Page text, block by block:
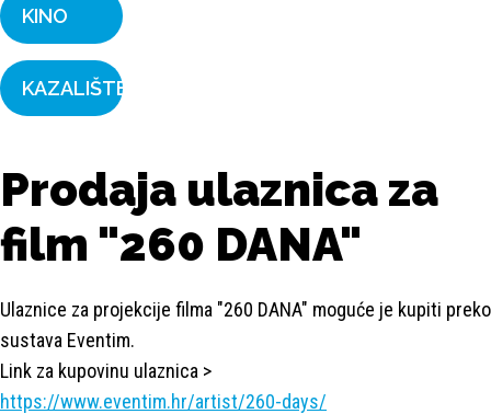
KINO
KAZALIŠTE
Prodaja ulaznica za
film "260 DANA"
Ulaznice za projekcije filma "260 DANA" moguće je kupiti preko
sustava Eventim.
Link za kupovinu ulaznica >
https://www.eventim.hr/artist/260-days/